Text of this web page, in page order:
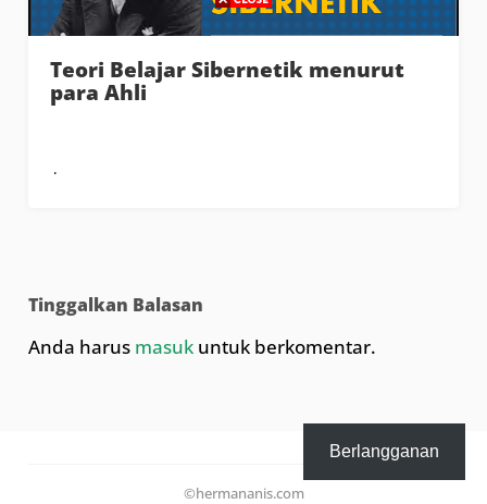
Teori Belajar Sibernetik menurut
para Ahli
Tinggalkan Balasan
Anda harus masuk untuk berkomentar.
©hermananis.com
Berlangganan